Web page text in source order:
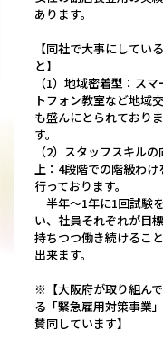
あります。
【同社で大事にしてい
と】
（1）地域密着型：スマ
トフォン教室など地域
も盛んにとられておりま
す。
（2）スタッフスキルの
上：4段階での階級わけ
行っております。
半年～1年に1回試験
い、社員それぞれが目
持ちつつ働き続けるこ
出来ます。
※【大阪府が取り組ん
る「緊急雇用対策事業
賛同しています】